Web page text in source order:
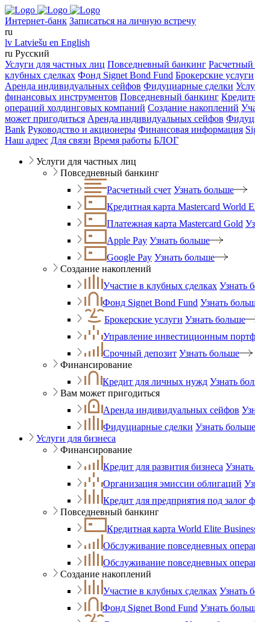
Интернет-банк Записаться на личную встречу
ru
lv Latviešu en English
ru Русский
Услуги для частных лиц Повседневный банкинг Расчетный
клубных сделках Фонд Signet Bond Fund Брокерские услуги
Аренда индивидуальных сейфов Фидуциарные сделки
финансовых инструментов Повседневный банкинг
операций холдинговых компаний Создание накоплений
может пригодиться Аренда индивидуальных сейфов
Bank Руководство и акционеры Финансовая информация
Наш адрес Для связи Время работы БЛОГ
Услуги для частных лиц
Повседневный банкинг
Расчетный счет Узнать больше
Кредитная карта Mastercard World
Платежная карта Mastercard Gold
Apple Pay Узнать больше
Google Pay Узнать больше
Создание накоплений
Участие в клубных сделках Узнать
Фонд Signet Bond Fund Узнать
Брокерские услуги Узнать больше
Управление инвестиционным
Срочный депозит Узнать больше
Финансирование
Кредит для личных нужд Узнать
Вам может пригодиться
Аренда индивидуальных сейфов
Фидуциарные сделки Узнать больше
Услуги для бизнеса
Финансирование
Кредит для развития бизнеса
Организация эмиссии облигаций
Кредит для предприятия под залог
Повседневный банкинг
Кредитная карта World Elite
Обслуживание повседневных
Обслуживание повседневных
Создание накоплений
Участие в клубных сделках Узнать
Фонд Signet Bond Fund Узнать